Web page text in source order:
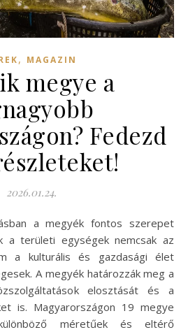
, MAGAZIN
megye a
Fedezd
2026.01.24.
a területi egységek nemcsak az
a kulturális és gazdasági élet
A megyék határozzák meg a
elosztását és a
is. Magyarországon 19 megye
méretűek és eltérő